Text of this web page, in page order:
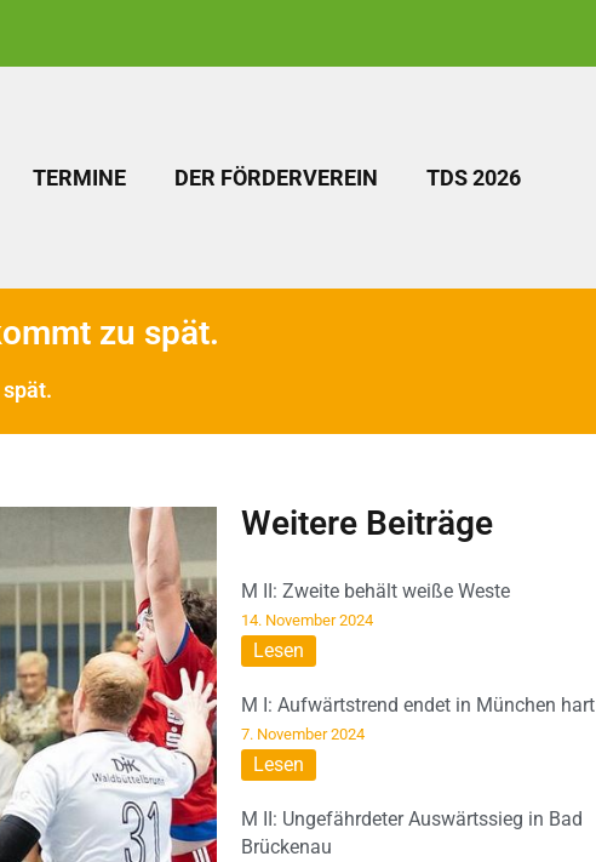
TERMINE DER FÖRDERVEREIN TDS 2026
zu spät.
Weitere Beiträge
M II: Zweite behält weiße Weste
14. November 2024
Lesen
M I: Aufwärtstrend endet in München hart
7. November 2024
Lesen
M II: Ungefährdeter Auswärtssieg in Bad
Brückenau